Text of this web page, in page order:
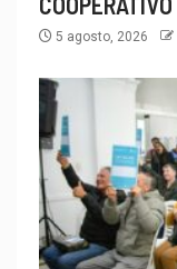
5 agosto, 2026